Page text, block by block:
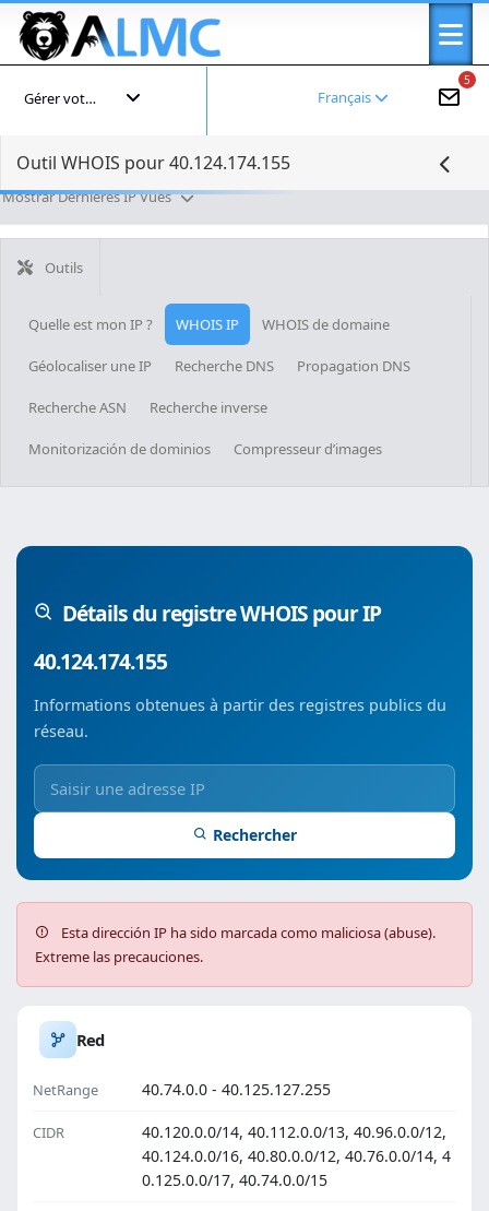
5
Français
Gérer votre compte
Outil WHOIS pour 40.124.174.155
Mostrar Dernières IP Vues
Outils
Quelle est mon IP ? WHOIS IP WHOIS de domaine
Géolocaliser une IP Recherche DNS Propagation DNS
Recherche ASN Recherche inverse
Monitorización de dominios Compresseur d’images
Détails du registre WHOIS pour IP
40.124.174.155
Informations obtenues à partir des registres publics du
réseau.
Rechercher
Esta dirección IP ha sido marcada como maliciosa (abuse).
Extreme las precauciones.
Red
NetRange 40.74.0.0 - 40.125.127.255
CIDR
40.120.0.0/14, 40.112.0.0/13, 40.96.0.0/12,
40.124.0.0/16, 40.80.0.0/12, 40.76.0.0/14, 4
0.125.0.0/17, 40.74.0.0/15